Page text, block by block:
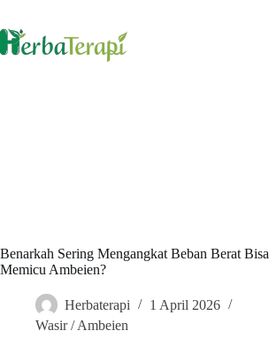
content
Benarkah Sering Mengangkat Beban Berat Bisa
Memicu Ambeien?
Herbaterapi
1 April 2026
Wasir / Ambeien